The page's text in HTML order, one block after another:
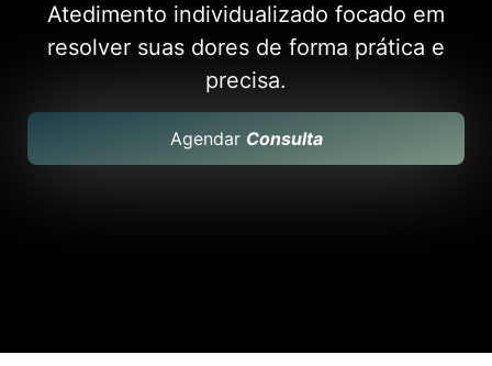
Atedimento individualizado focado em
resolver suas dores de forma prática e
precisa.
Agendar Consulta